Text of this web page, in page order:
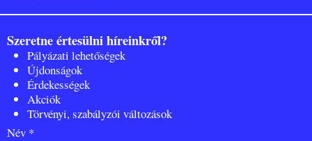
Szeretne értesülni híreinkről?
Pályázati lehetőségek
Újdonságok
Érdekességek
Akciók
Törvényi, szabályzói változások
Név *